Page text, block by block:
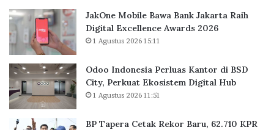
JakOne Mobile Bawa Bank Jakarta Raih
Digital Excellence Awards 2026
1 Agustus 2026 15:11
Odoo Indonesia Perluas Kantor di BSD
City, Perkuat Ekosistem Digital Hub
1 Agustus 2026 11:51
BP Tapera Cetak Rekor Baru, 62.710 KPR